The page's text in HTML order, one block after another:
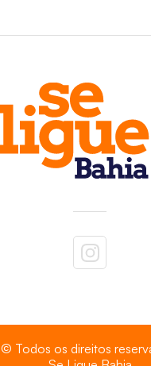
© Todos os direitos